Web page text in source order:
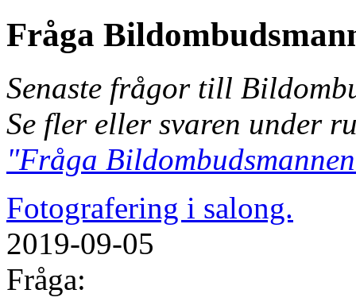
Fråga
Senaste frågor till
Se fler eller svaren under
"Fråga
Fotografering i salong.
2019-09-05
Fråga: